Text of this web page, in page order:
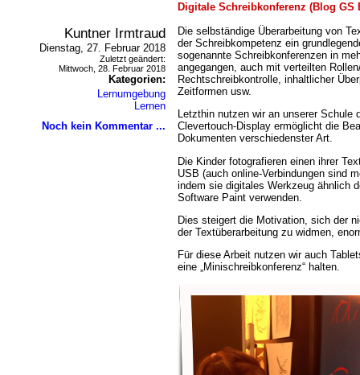
Digitale Schreibkonferenz (Blog GS
Kuntner Irmtraud
Dienstag, 27. Februar 2018
Zuletzt geändert:
Mittwoch, 28. Februar 2018
Kategorien:
Lernumgebung
Lernen
Noch kein Kommentar ...
Die selbständige Überarbeitung von
der Schreibkompetenz ein
sogenannte Schreibkonferenzen in
angegangen, auch mit verteilten
Rechtschreibkontrolle, inhaltlicher
Zeitformen usw.
Letzthin nutzen wir an unserer Schule
Clevertouch-Display ermöglicht die
Dokumenten verschiedenster Art.
Die Kinder fotografieren einen ihrer
USB (auch online-Verbindungen sind
indem sie digitales Werkzeug ähnlich
Software Paint verwenden.
Dies steigert die Motivation, sich der
der Textüberarbeitung zu widmen,
Für diese Arbeit nutzen wir auch
eine „Minischreibkonferenz“ halten.